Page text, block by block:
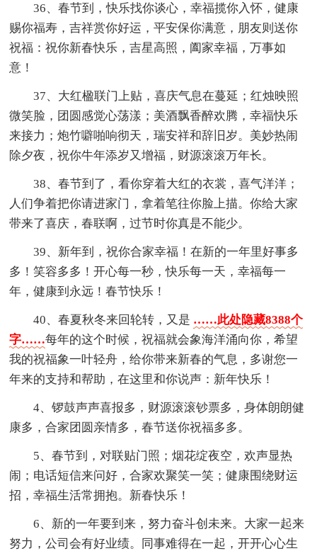
36、春节到，快乐找你谈心，幸福揽你入怀，健康
赐你福寿，吉祥赏你好运，平安保你满意，朋友则送你
祝福：祝你新春快乐，吉星高照，阖家幸福，万事如
意！
37、大红楹联门上贴，喜庆气息在蔓延；红烛映照
微笑脸，团圆感觉心荡漾；美酒飘香醉欢腾，幸福快乐
来接力；炮竹噼啪响彻天，瑞安祥和辞旧岁。美妙热闹
除夕夜，祝你牛年添岁又增福，财源滚滚万年长。
38、春节到了，看你穿着大红的衣裳，喜气洋洋；
人们争着把你请进家门，拿着笔往你脸上描。你给大家
带来了喜庆，春联啊，过节时你真是不能少。
39、新年到，祝你合家幸福！在新的一年里好事多
多！笑容多多！开心每一秒，快乐每一天，幸福每一
年，健康到永远！春节快乐！
40、春夏秋冬来回轮转，又是 ……此处隐藏8388个
字……每年的这个时候，祝福就会象海洋涌向你，希望
我的祝福象一叶轻舟，给你带来新春的气息，多谢您一
年来的支持和帮助，在这里和你说声：新年快乐！
4、锣鼓声声喜报多，财源滚滚钞票多，身体朗朗健
康多，合家团圆亲情多，春节送你祝福多多。
5、春节到，对联贴门照；烟花绽夜空，欢声显热
闹；电话短信来问好，合家欢聚笑一笑；健康围绕财运
招，幸福生活常拥抱。新春快乐！
6、新的一年要到来，努力奋斗创未来。大家一起来
努力，公司会有好业绩。同事难得在一起，开开心心生